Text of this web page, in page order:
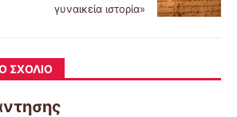
γυναικεία ιστορία»
ΣΧΌΛΙΟ